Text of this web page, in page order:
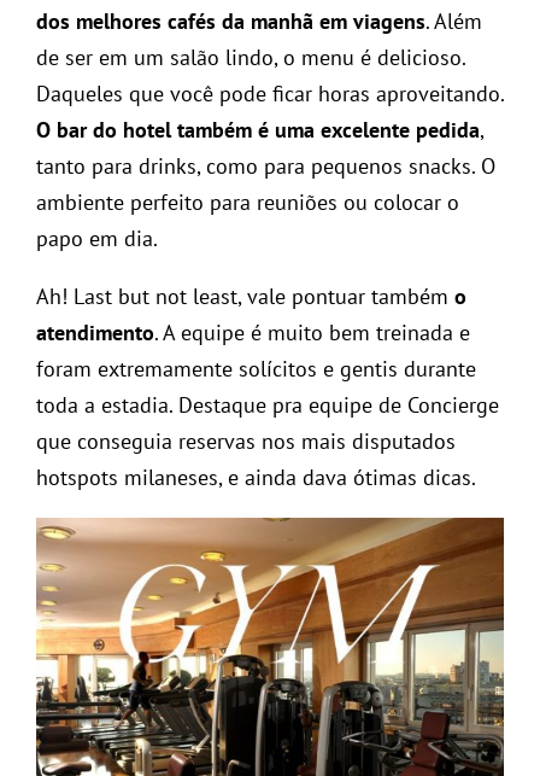
dos melhores cafés da manhã em viagens. Além
de ser em um salão lindo, o menu é delicioso.
Daqueles que você pode ficar horas aproveitando.
O bar do hotel também é uma excelente pedida,
tanto para drinks, como para pequenos snacks. O
ambiente perfeito para reuniões ou colocar o
papo em dia.
Ah! Last but not least, vale pontuar também o
atendimento. A equipe é muito bem treinada e
foram extremamente solícitos e gentis durante
toda a estadia. Destaque pra equipe de Concierge
que conseguia reservas nos mais disputados
hotspots milaneses, e ainda dava ótimas dicas.